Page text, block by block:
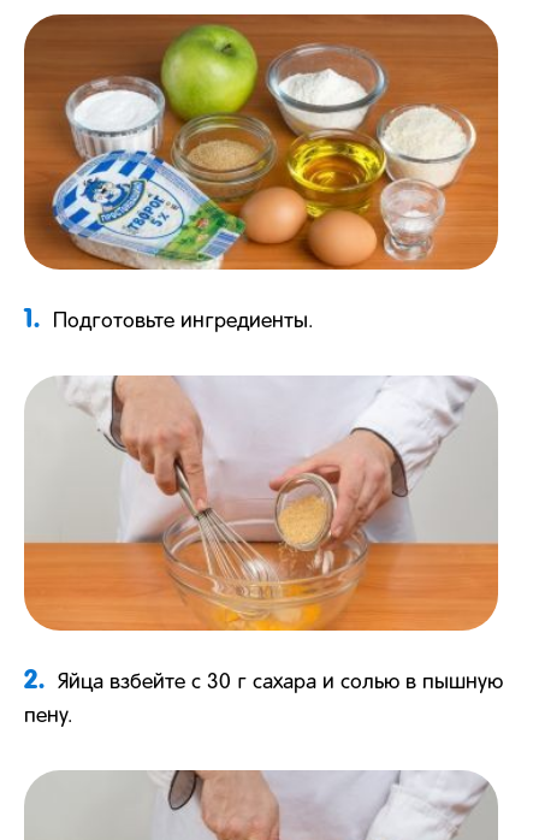
1. Подготовьте ингредиенты.
2.
Яйца взбейте с 30 г сахара и солью в пышную
пену.